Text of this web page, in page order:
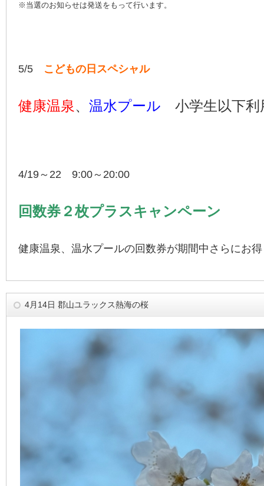
※当選のお知らせは発送をもって行います。
5/5 こどもの日スペシャル
健康温泉、 温水プール 小学生以下利
4/19～22 9:00～20:00
回数券２枚プラスキャンペーン
健康温泉、温水プールの回数券が期間中さらにお得
4月14日 郡山ユラックス熱海の桜